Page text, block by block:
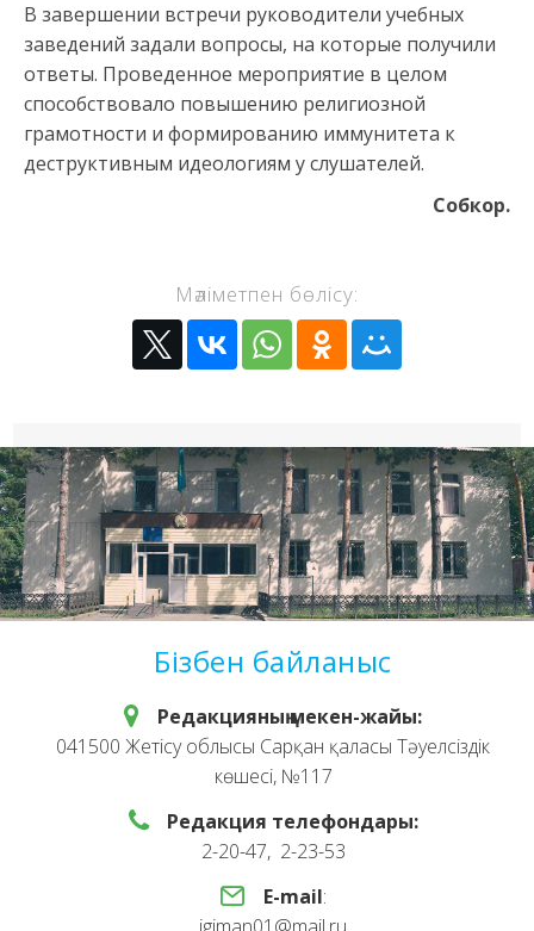
В завершении встречи руководители учебных
заведений задали вопросы, на которые получили
ответы. Проведенное мероприятие в целом
способствовало повышению религиозной
грамотности и формированию иммунитета к
деструктивным идеологиям у слушателей.
Собкор.
Мәліметпен бөлісу:
Бізбен байланыс
Редакцияның мекен-жайы:
041500 Жетісу облысы Сарқан қаласы Тәуелсіздік
көшесі, №117
Редакция телефондары:
2-20-47, 2-23-53
E-mail: